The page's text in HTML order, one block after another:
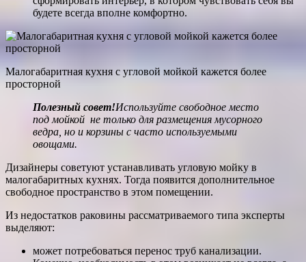
будете всегда вполне комфортно.
Малогабаритная кухня с угловой мойкой кажется более
просторной
Полезный совет!Используйте свободное место
под мойкой не только для размещения мусорного
ведра, но и корзины с часто используемыми
овощами.
Дизайнеры советуют устанавливать угловую мойку в
малогабаритных кухнях. Тогда появится дополнительное
свободное пространство в этом помещении.
Из недостатков раковины рассматриваемого типа эксперты
выделяют:
может потребоваться перенос труб канализации.